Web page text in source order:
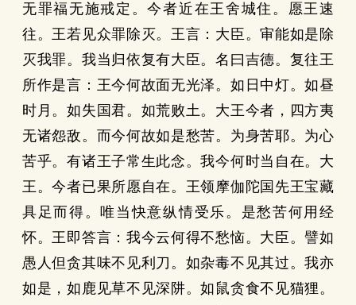
无罪福无施戒定。今者近在王舍城住。愿王速
往。王若见众罪除灭。王言：大臣。审能如是除
灭我罪。我当归依复有大臣。名曰吉德。复往王
所作是言：王今何故面无光泽。如日中灯。如昼
时月。如失国君。如荒败土。大王今者，四方夷
无诸怨敌。而今何故如是愁苦。为身苦耶。为心
苦乎。有诸王子常生此念。我今何时当自在。大
王。今者已果所愿自在。王领摩伽陀国先王宝藏
具足而得。唯当快意纵情受乐。是愁苦何用经
怀。王即答言：我今云何得不愁恼。大臣。譬如
愚人但贪其味不见利刀。如杂毒不见其过。我亦
如是，如鹿见草不见深阱。如鼠贪食不见猫狸。